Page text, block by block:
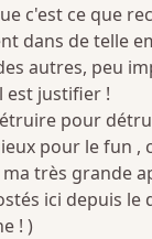
c'est ce que
dans de telle
autres, peu
est justifier !
pour
pour le fun ,
très grande
ici depuis le
! )